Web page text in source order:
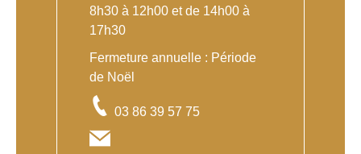
8h30 à 12h00 et de 14h00 à
17h30
Fermeture annuelle : Période
de Noël
03 86 39 57 75